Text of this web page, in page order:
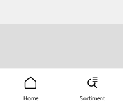
Home Sortiment